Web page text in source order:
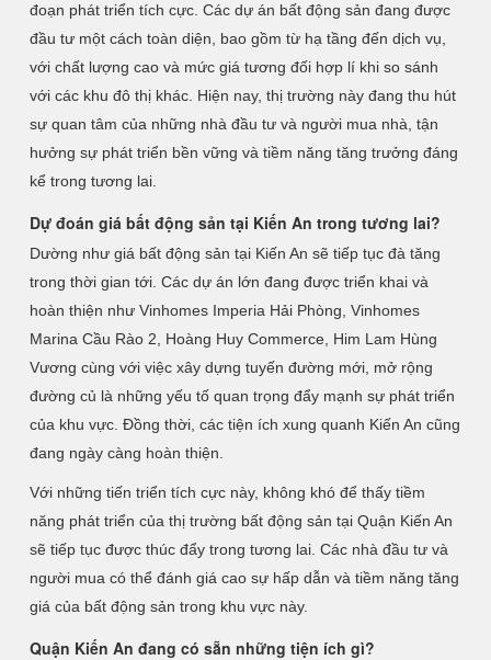
đoạn phát triển tích cực. Các dự án bất động sản đang được
đầu tư một cách toàn diện, bao gồm từ hạ tầng đến dịch vụ,
với chất lượng cao và mức giá tương đối hợp lí khi so sánh
với các khu đô thị khác. Hiện nay, thị trường này đang thu hút
sự quan tâm của những nhà đầu tư và người mua nhà, tận
hưởng sự phát triển bền vững và tiềm năng tăng trưởng đáng
kể trong tương lai.
Dự đoán giá bất động sản tại Kiến An trong tương lai?
Dường như giá bất động sản tại Kiến An sẽ tiếp tục đà tăng
trong thời gian tới. Các dự án lớn đang được triển khai và
hoàn thiện như Vinhomes Imperia Hải Phòng, Vinhomes
Marina Cầu Rào 2, Hoàng Huy Commerce, Him Lam Hùng
Vương cùng với việc xây dựng tuyến đường mới, mở rộng
đường củ là những yếu tố quan trọng đẩy mạnh sự phát triển
của khu vực. Đồng thời, các tiện ích xung quanh Kiến An cũng
đang ngày càng hoàn thiện.
Với những tiến triển tích cực này, không khó để thấy tiềm
năng phát triển của thị trường bất động sản tại Quận Kiến An
sẽ tiếp tục được thúc đẩy trong tương lai. Các nhà đầu tư và
người mua có thể đánh giá cao sự hấp dẫn và tiềm năng tăng
giá của bất động sản trong khu vực này.
Quận Kiến An đang có sẵn những tiện ích gì?